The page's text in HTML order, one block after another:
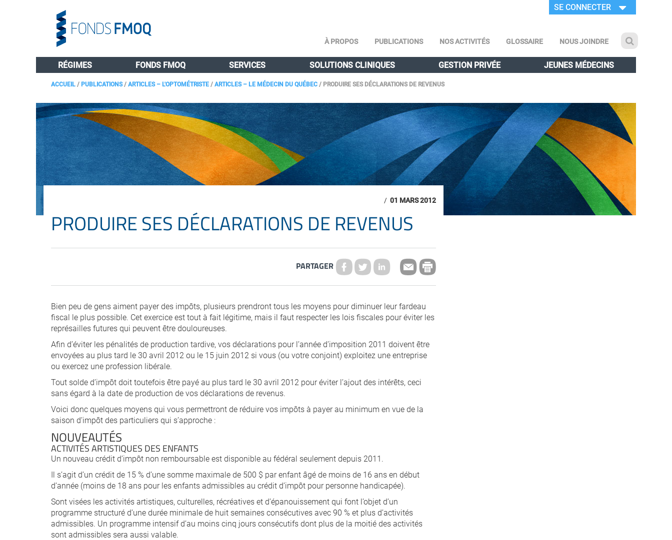
SE CONNECTER
À PROPOS PUBLICATIONS NOS ACTIVITÉS GLOSSAIRE NOUS JOINDRE
RÉGIMES FONDS FMOQ SERVICES SOLUTIONS CLINIQUES GESTION PRIVÉE JEUNES MÉDECINS
ACCUEIL/PUBLICATIONS/ARTICLES – L'OPTOMÉTRISTE/ARTICLES – LE MÉDECIN DU QUÉBEC/ PRODUIRE SES DÉCLARATIONS DE REVENUS
/ 01 MARS 2012
PRODUIRE SES DÉCLARATIONS DE REVENUS
PARTAGER
Bien peu de gens aiment payer des impôts, plusieurs prendront tous les moyens pour diminuer leur fardeau
fiscal le plus possible. Cet exercice est tout à fait légitime, mais il faut respecter les lois fiscales pour éviter les
représailles futures qui peuvent être douloureuses.
Afin d’éviter les pénalités de production tardive, vos déclarations pour l’année d’imposition 2011 doivent être
envoyées au plus tard le 30 avril 2012 ou le 15 juin 2012 si vous (ou votre conjoint) exploitez une entreprise
ou exercez une profession libérale.
Tout solde d’impôt doit toutefois être payé au plus tard le 30 avril 2012 pour éviter l’ajout des intérêts, ceci
sans égard à la date de production de vos déclarations de revenus.
Voici donc quelques moyens qui vous permettront de réduire vos impôts à payer au minimum en vue de la
saison d’impôt des particuliers qui s’approche :
NOUVEAUTÉS
ACTIVITÉS ARTISTIQUES DES ENFANTS
Un nouveau crédit d’impôt non remboursable est disponible au fédéral seulement depuis 2011.
Il s’agit d’un crédit de 15 % d’une somme maximale de 500 $ par enfant âgé de moins de 16 ans en début
d’année (moins de 18 ans pour les enfants admissibles au crédit d’impôt pour personne handicapée).
Sont visées les activités artistiques, culturelles, récréatives et d’épanouissement qui font l’objet d’un
programme structuré d’une durée minimale de huit semaines consécutives avec 90 % et plus d’activités
admissibles. Un programme intensif d’au moins cinq jours consécutifs dont plus de la moitié des activités
sont admissibles sera aussi valable.